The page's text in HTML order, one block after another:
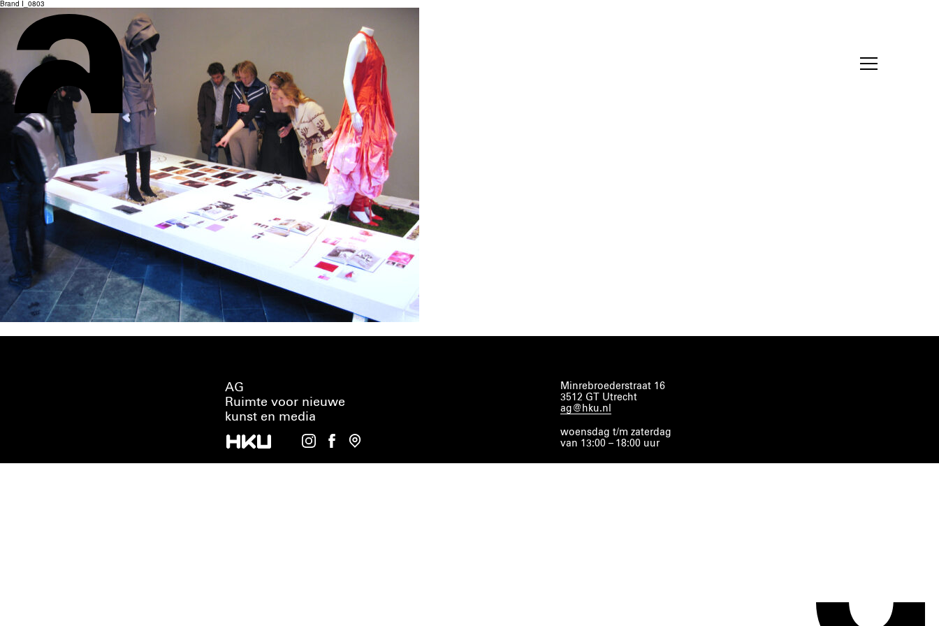
Brand I_0803
AG
Ruimte voor nieuwe
kunst en media
Minrebroederstraat 16
3512 GT Utrecht
ag@hku.nl
woensdag t/m zaterdag
van 13:00 – 18:00 uur